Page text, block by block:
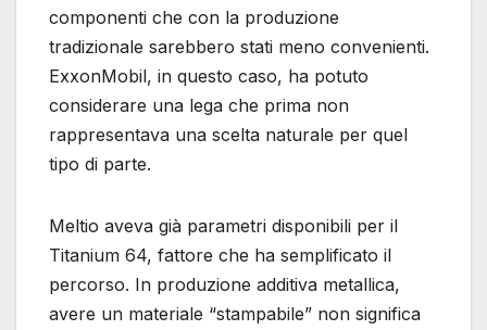
componenti che con la produzione
tradizionale sarebbero stati meno convenienti.
ExxonMobil, in questo caso, ha potuto
considerare una lega che prima non
rappresentava una scelta naturale per quel
tipo di parte.
Meltio aveva già parametri disponibili per il
Titanium 64, fattore che ha semplificato il
percorso. In produzione additiva metallica,
avere un materiale “stampabile” non significa